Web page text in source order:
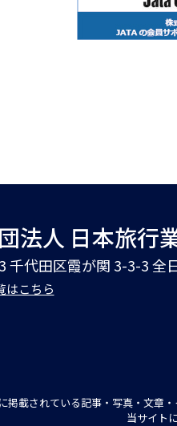
法人 日本旅行
千代田区霞が関 3-3-3 全
はこちら
掲載されている記事・写真・文章
当サイト